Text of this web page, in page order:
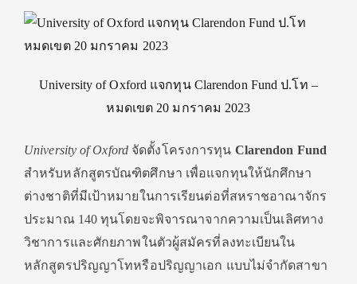
University of Oxford แจกทุน Clarendon Fund ป.โท –
หมดเขต 20 มกราคม 2023
University of Oxford จัดตั้งโครงการทุน Clarendon Fund
สำหรับหลักสูตรบัณฑิตศึกษา เพื่อแจกทุนให้นักศึกษา
ต่างชาติที่มีเป้าหมายในการเรียนต่อที่สหราชอาณาจักร
ประมาณ 140 ทุนโดยจะพิจารณาจากความเป็นเลิศทาง
วิชาการและศักยภาพในตัวผู้สมัครที่ลงทะเบียนใน
หลักสูตรปริญญาโทหรือปริญญาเอก แบบไม่จำกัดสาขา